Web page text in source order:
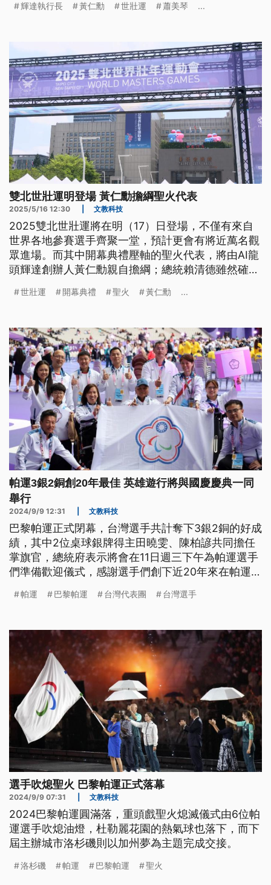
開幕是由副總統蕭美琴代表出席。（新聞標題、導言
輝達執行長 黃仁勳 世壯運 蕭美琴 ...
雙北世壯運明登場 黃仁勳擔綱聖火代表
2025/5/16 12:30 文教科技
2025雙北世壯運將在明（17）日登場，不僅有來自
世界各地參賽選手齊聚一堂，預計更會有將近萬名觀
眾進場。而其中開幕典禮壓軸的聖火代表，將由AI龍
頭輝達創辦人黃仁勳親自擔綱；總統賴清德雖然確定
利，地方及中央總共動員2500名警力負責維安；陸
圖，已駁回2人的來台申請。
世壯運 開幕典禮 聖火 黃仁勳 ...
帕運3銀2銅創20年最佳 英雄遊行將與國慶慶典一同
舉行
2024/9/9 12:31 文教科技
巴黎帕運正式閉幕，台灣選手共計奪下3銀2銅的好成
績，其中2位桌球銀牌得主田曉雯、陳柏諺共同擔任
掌旗官，總統府表示將會在11日週三下午為帕運選手
們準備歡迎儀式，感謝選手們創下近20年來在帕運的
帕運 巴黎帕運 台灣代表團 台灣選手
選手吹熄聖火 巴黎帕運正式落幕
2024/9/9 07:31 文教科技
2024巴黎帕運圓滿落，重頭戲聖火熄滅儀式由6位帕
運選手吹熄油燈，杜勒麗花園的熱氣球也落下，而下
屆主辦城市洛杉磯則以加州夢為主題完成交接。
洛杉磯 帕運 巴黎帕運 聖火